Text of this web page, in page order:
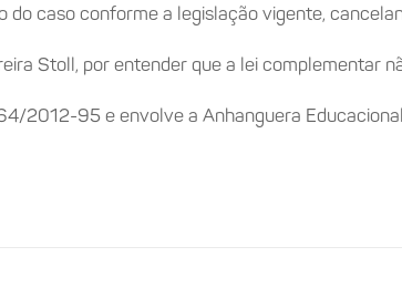
do caso conforme a legislação vigente,
Stoll, por entender que a lei complementar
2012-95 e envolve a Anhanguera